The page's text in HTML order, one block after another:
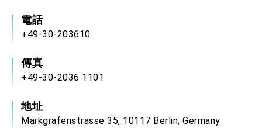
團結 迎風轉型 穩健前行
總統重要談話
我國政府將在美國亞利桑納州設立「駐鳳凰城辦
事處」，進一步深化台美交流合作
電話
+49-30-203610
傳真
+49-30-2036 1101
地址
Markgrafenstrasse 35, 10117 Berlin, Germany